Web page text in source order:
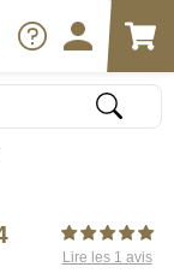
Lire les 1 avis